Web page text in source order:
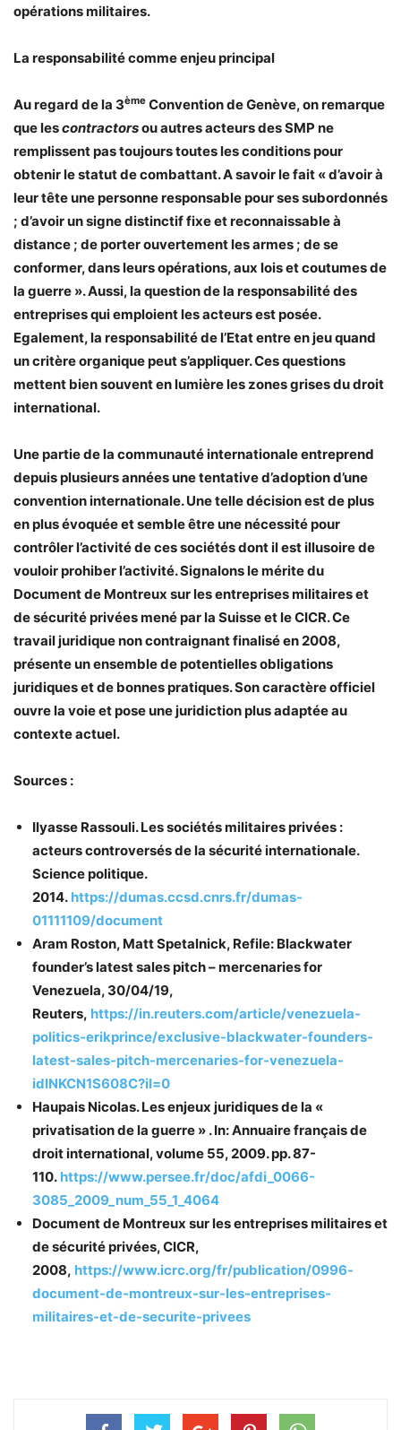
opérations militaires.
La responsabilité comme enjeu principal
Au regard de la 3ème Convention de Genève, on remarque
que lescontractorsou autres acteurs des SMP ne
remplissent pas toujours toutes les conditions pour
obtenir le statut de combattant. A savoir le fait « d’avoir à
leur tête une personne responsable pour ses subordonnés
; d’avoir un signe distinctif fixe et reconnaissable à
distance ; de porter ouvertement les armes ; de se
conformer, dans leurs opérations, aux lois et coutumes de
la guerre ». Aussi, la question de la responsabilité des
entreprises qui emploient les acteurs est posée.
Egalement, la responsabilité de l’Etat entre en jeu quand
un critère organique peut s’appliquer. Ces questions
mettent bien souvent en lumière les zones grises du droit
international.
Une partie de la communauté internationale entreprend
depuis plusieurs années une tentative d’adoption d’une
convention internationale. Une telle décision est de plus
en plus évoquée et semble être une nécessité pour
contrôler l’activité de ces sociétés dont il est illusoire de
vouloir prohiber l’activité. Signalons le mérite du
Document de Montreux sur les entreprises militaires et
de sécurité privées mené par la Suisse et le CICR. Ce
travail juridique non contraignant finalisé en 2008,
présente un ensemble de potentielles obligations
juridiques et de bonnes pratiques. Son caractère officiel
ouvre la voie et pose une juridiction plus adaptée au
contexte actuel.
Sources :
Ilyasse Rassouli. Les sociétés militaires privées :
acteurs controversés de la sécurité internationale.
Science politique.
2014. https://dumas.ccsd.cnrs.fr/dumas-
01111109/document
Aram Roston, Matt Spetalnick, Refile: Blackwater
founder’s latest sales pitch – mercenaries for
Venezuela, 30/04/19,
Reuters, https://in.reuters.com/article/venezuela-
politics-erikprince/exclusive-blackwater-founders-
latest-sales-pitch-mercenaries-for-venezuela-
idINKCN1S608C?il=0
Haupais Nicolas. Les enjeux juridiques de la «
privatisation de la guerre » . In: Annuaire français de
droit international, volume 55, 2009. pp. 87-
110. https://www.persee.fr/doc/afdi_0066-
3085_2009_num_55_1_4064
Document de Montreux sur les entreprises militaires et
de sécurité privées, CICR,
2008, https://www.icrc.org/fr/publication/0996-
document-de-montreux-sur-les-entreprises-
militaires-et-de-securite-privees